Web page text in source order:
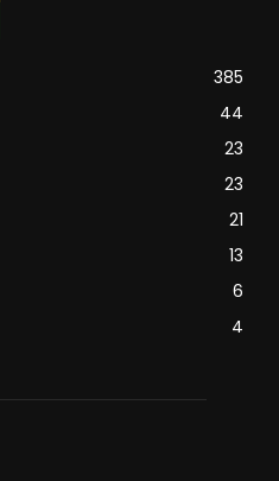
385
44
23
23
21
13
6
4